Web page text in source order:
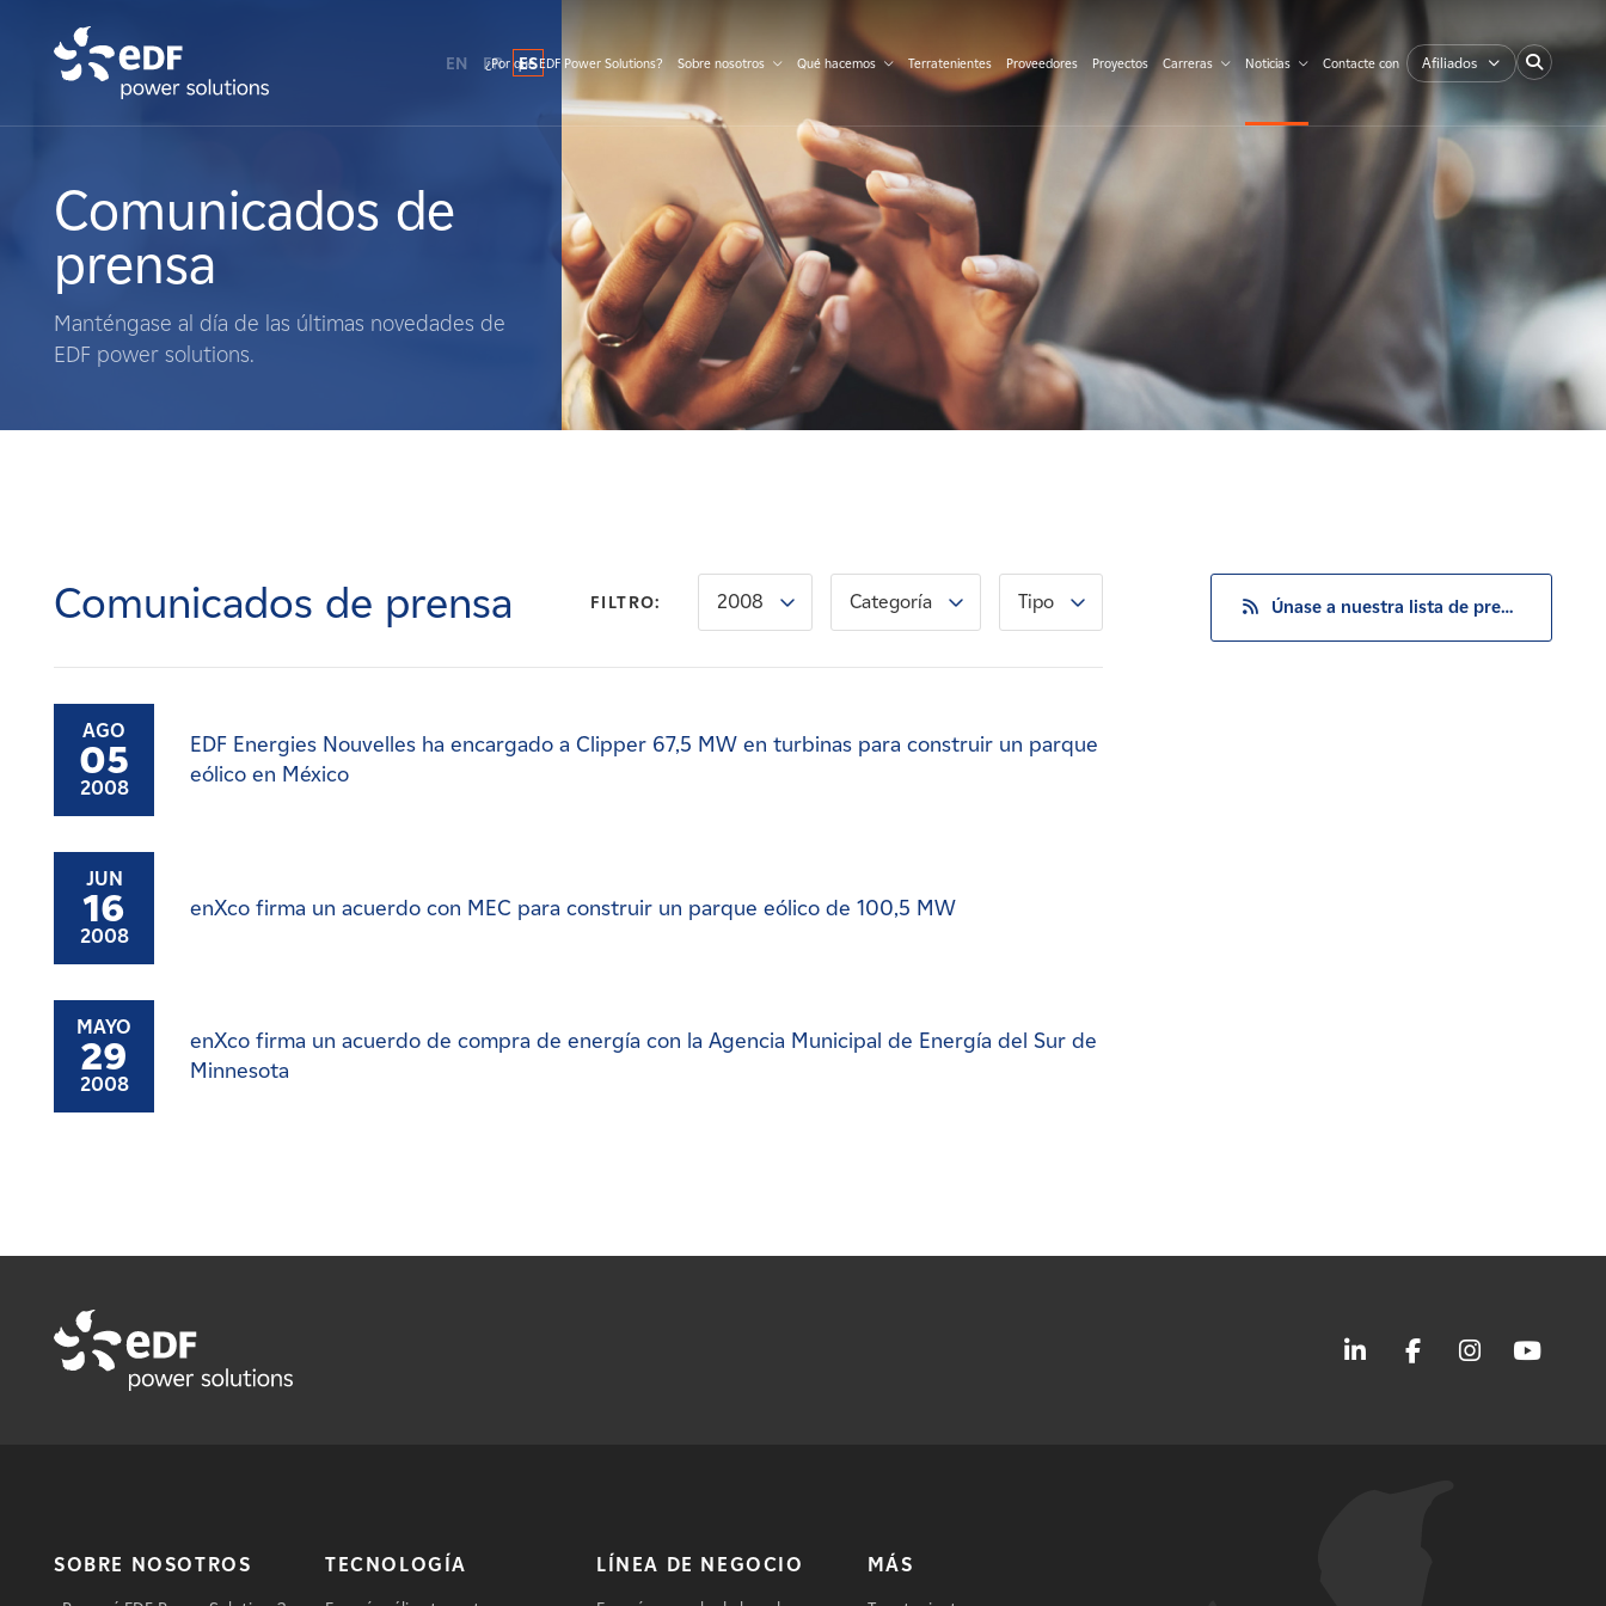
Qué hacemos
Terratenientes
Noticias
Afiliados
EN FR ES
¿Por qué EDF Power Solutions? Sobre nosotros Qué hacemos Terratenientes Proveedores Proyectos Carreras Noticias Contacte con Afiliados
Comunicados de
prensa
Manténgase al día de las últimas novedades de
EDF power solutions.
Comunicados de prensa FILTRO: 2008 Categoría Tipo
AGO
05
2008
EDF Energies Nouvelles ha encargado a Clipper 67,5 MW en turbinas para construir un parque
eólico en México
JUN
16
2008
enXco firma un acuerdo con MEC para construir un parque eólico de 100,5 MW
MAYO
29
2008
enXco firma un acuerdo de compra de energía con la Agencia Municipal de Energía del Sur de
Minnesota
Únase a nuestra lista de prensa
SOBRE NOSOTROS TECNOLOGÍA LÍNEA DE NEGOCIO MÁS